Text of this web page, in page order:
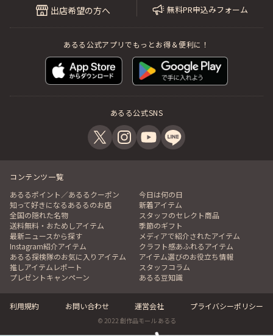
出店希望の方へ 無料PR申込みフォーム
あるる公式アプリでもっとお得＆便利に！
あるる公式SNS
コンテンツ一覧
あるるポイント／あるるクーポン
今日は何の日
知って好きになるあるるのお店
新着アイテム
全国の隠れた名物
スタッフのセレクト商品
送料無料・おためしアイテム
季節のギフト
最新ニュースから探す
メディアで紹介されたアイテム
Instagram紹介アイテム
クラフト感あふれるアイテム
あるる探検隊のお気に入りアイテム
アイテム選びのお役立ち情報
推しアイテムレポート
スタッフコラム
プレゼントキャンペーン
あるる豆知識
利用規約 お問い合わせ 運営会社 プライバシーポリシー
© 2022 創作品モール あるる